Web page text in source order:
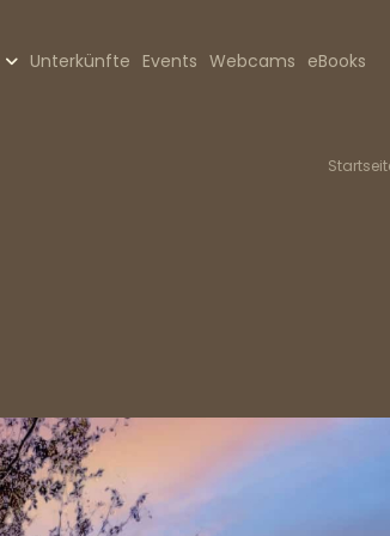
Unterkünfte Events Webcams eBooks